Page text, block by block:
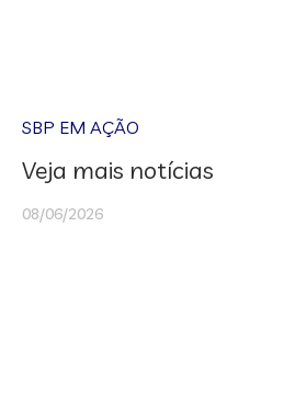
SBP EM AÇÃO
Veja mais notícias
08/06/2026